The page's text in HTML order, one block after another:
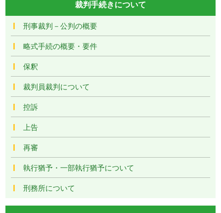
裁判手続きについて
刑事裁判－公判の概要
略式手続の概要・要件
保釈
裁判員裁判について
控訴
上告
再審
執行猶予・一部執行猶予について
刑務所について